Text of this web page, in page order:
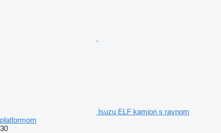
Isuzu ELF kamion s ravnom
platformom
30